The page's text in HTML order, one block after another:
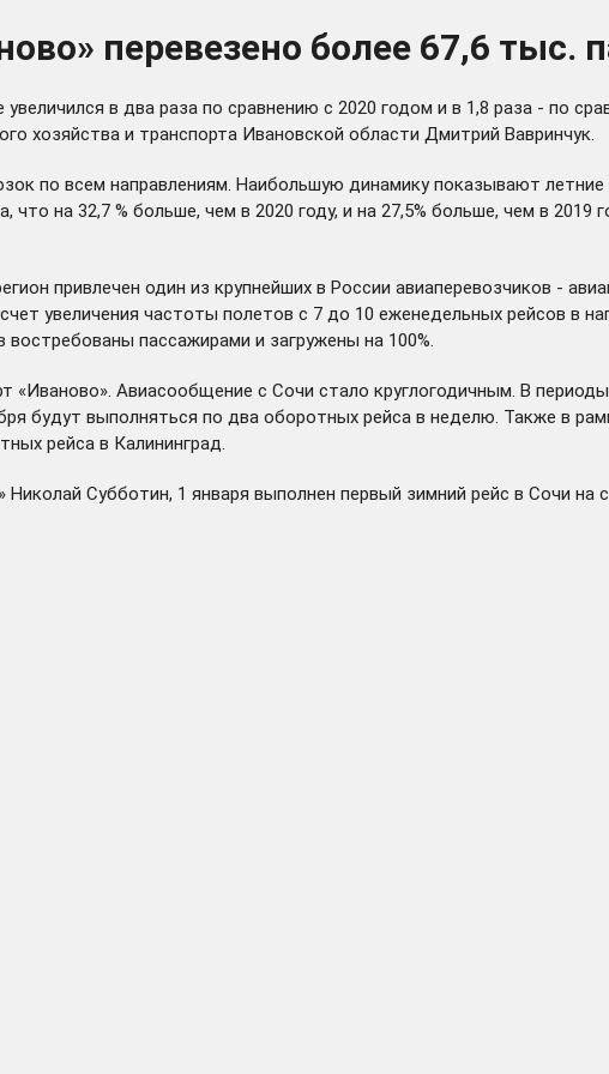
перевезено более 67,6 тыс.
в два раза по сравнению с 2020 годом и в 1,8 раза - по
хозяйства и транспорта Ивановской области Дмитрий Вавринчук.
по всем направлениям. Наибольшую динамику показывают
на 32,7 % больше, чем в 2020 году, и на 27,5% больше, чем в 2019
привлечен один из крупнейших в России авиаперевозчиков -
увеличения частоты полетов с 7 до 10 еженедельных рейсов в
пассажирами и загружены на 100%.
«Иваново». Авиасообщение с Сочи стало круглогодичным. В
будут выполняться по два оборотных рейса в неделю. Также в
рейса в Калининград.
Субботин, 1 января выполнен первый зимний рейс в Сочи